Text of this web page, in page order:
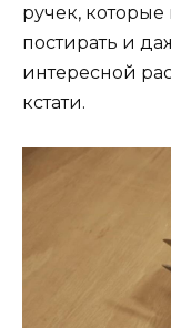
ручек,
постирать и
интересной
кстати.